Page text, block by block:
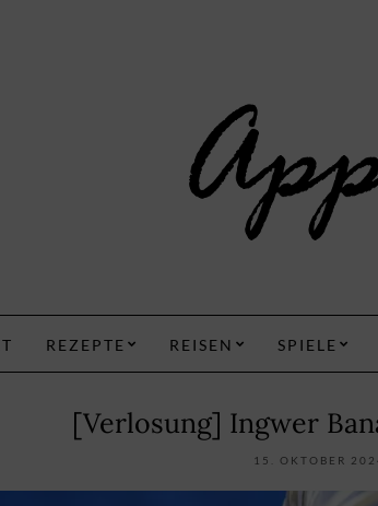
REZEPTE REISEN SPIELE
[Verlosung] Ingwer
15. OKTOBER